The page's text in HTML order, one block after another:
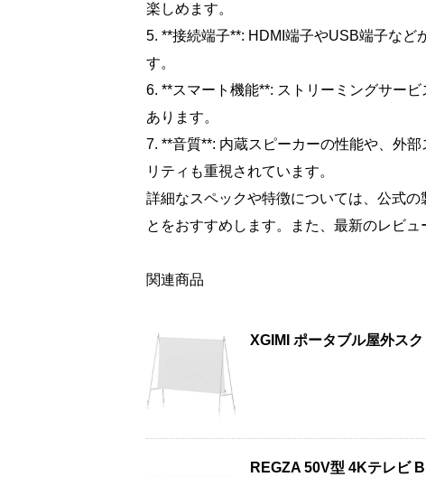
楽しめます。
5. **接続端子**: HDMI端子やUSB端子な
す。
6. **スマート機能**: ストリーミングサー
あります。
7. **音質**: 内蔵スピーカーの性能や、外
リティも重視されています。
詳細なスペックや特徴については、公式
とをおすすめします。また、最新のレビ
関連商品
XGIMI ポータブル屋外ス
REGZA 50V型 4Kテレビ